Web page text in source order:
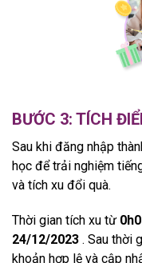
BƯỚC 3: TÍCH
Sau khi đăng nhập
học để trải nghiệm
và tích xu đổi quà.
Thời gian tích xu từ
24/12/2023 . Sau thời
khoản hợp lệ và cập